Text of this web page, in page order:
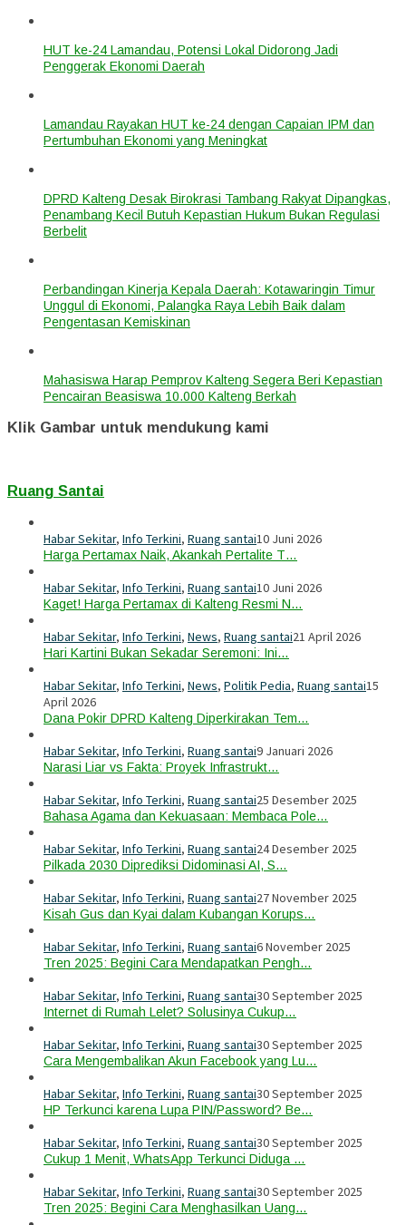
HUT ke-24 Lamandau, Potensi Lokal Didorong Jadi
Penggerak Ekonomi Daerah
Lamandau Rayakan HUT ke-24 dengan Capaian IPM dan
Pertumbuhan Ekonomi yang Meningkat
DPRD Kalteng Desak Birokrasi Tambang Rakyat Dipangkas,
Penambang Kecil Butuh Kepastian Hukum Bukan Regulasi
Berbelit
Perbandingan Kinerja Kepala Daerah: Kotawaringin Timur
Unggul di Ekonomi, Palangka Raya Lebih Baik dalam
Pengentasan Kemiskinan
Mahasiswa Harap Pemprov Kalteng Segera Beri Kepastian
Pencairan Beasiswa 10.000 Kalteng Berkah
Klik Gambar untuk mendukung kami
Ruang Santai
Habar Sekitar, Info Terkini, Ruang santai10 Juni 2026
Harga Pertamax Naik, Akankah Pertalite T…
Habar Sekitar, Info Terkini, Ruang santai10 Juni 2026
Kaget! Harga Pertamax di Kalteng Resmi N…
Habar Sekitar, Info Terkini, News, Ruang santai21 April 2026
Hari Kartini Bukan Sekadar Seremoni: Ini…
Habar Sekitar, Info Terkini, News, Politik Pedia, Ruang santai15
April 2026
Dana Pokir DPRD Kalteng Diperkirakan Tem…
Habar Sekitar, Info Terkini, Ruang santai9 Januari 2026
Narasi Liar vs Fakta: Proyek Infrastrukt…
Habar Sekitar, Info Terkini, Ruang santai25 Desember 2025
Bahasa Agama dan Kekuasaan: Membaca Pole…
Habar Sekitar, Info Terkini, Ruang santai24 Desember 2025
Pilkada 2030 Diprediksi Didominasi AI, S…
Habar Sekitar, Info Terkini, Ruang santai27 November 2025
Kisah Gus dan Kyai dalam Kubangan Korups…
Habar Sekitar, Info Terkini, Ruang santai6 November 2025
Tren 2025: Begini Cara Mendapatkan Pengh…
Habar Sekitar, Info Terkini, Ruang santai30 September 2025
Internet di Rumah Lelet? Solusinya Cukup…
Habar Sekitar, Info Terkini, Ruang santai30 September 2025
Cara Mengembalikan Akun Facebook yang Lu…
Habar Sekitar, Info Terkini, Ruang santai30 September 2025
HP Terkunci karena Lupa PIN/Password? Be…
Habar Sekitar, Info Terkini, Ruang santai30 September 2025
Cukup 1 Menit, WhatsApp Terkunci Diduga …
Habar Sekitar, Info Terkini, Ruang santai30 September 2025
Tren 2025: Begini Cara Menghasilkan Uang…